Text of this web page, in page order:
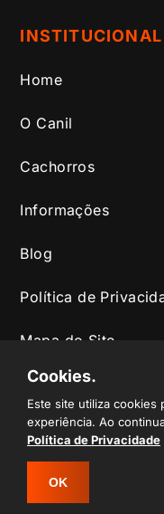
INSTITUCIONAL
Home
O Canil
Cachorros
Informações
Blog
Política de
Mapa do Site
RAÇAS
Canil Corso
Cookies.
Este site utiliza cookies
experiência. Ao
Política de Privacidade
OK